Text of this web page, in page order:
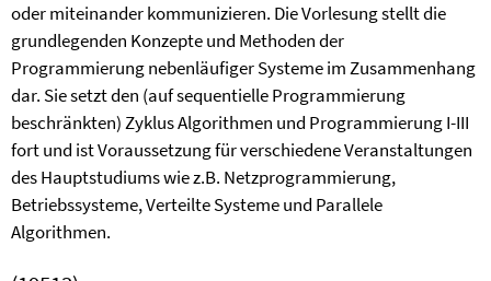
oder miteinander kommunizieren. Die Vorlesung stellt die
grundlegenden Konzepte und Methoden der
Programmierung nebenläufiger Systeme im Zusammenhang
dar. Sie setzt den (auf sequentielle Programmierung
beschränkten) Zyklus Algorithmen und Programmierung I-III
fort und ist Voraussetzung für verschiedene Veranstaltungen
des Hauptstudiums wie z.B. Netzprogrammierung,
Betriebssysteme, Verteilte Systeme und Parallele
Algorithmen.